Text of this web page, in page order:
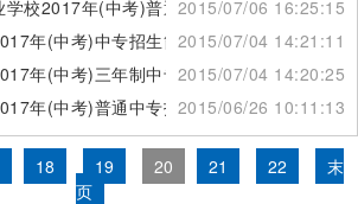
学校2017年(中考)普通中专/五年制大专招生
2015/07/06 16:25:15
年(中考)中专招生简章2015/07/04 14:21:11
年(中考)三年制中专招生简章2015/07/04 14:20:25
年(中考)普通中专招生简章2015/06/26 10:11:13
18 19 20 21 22
末
页